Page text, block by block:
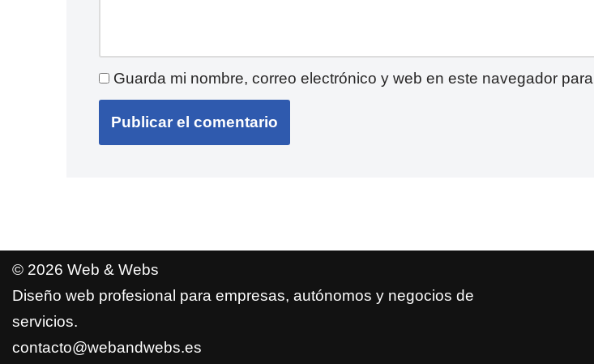
Guarda mi nombre, correo electrónico y web en este navegador
© 2026 Web & Webs
Diseño web profesional para empresas, autónomos y negocios de
servicios.
contacto@webandwebs.es